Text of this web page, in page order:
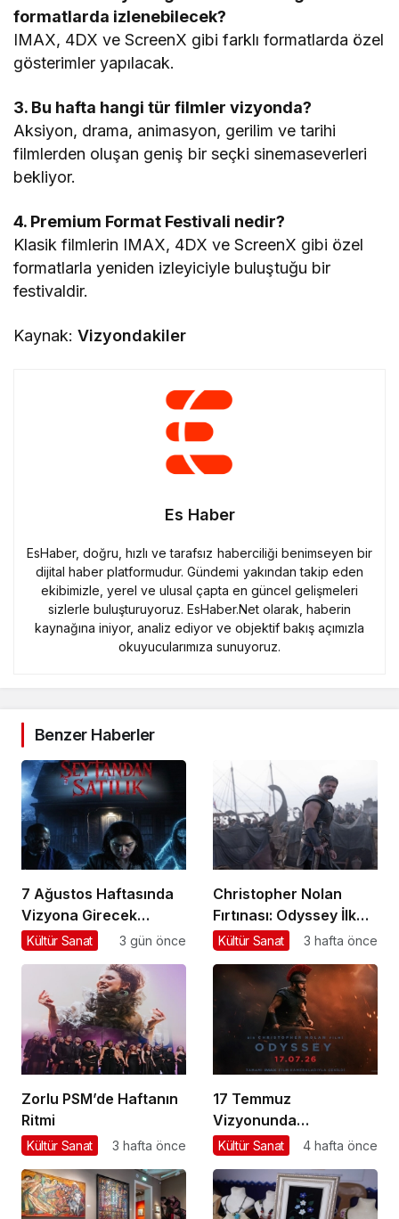
formatlarda izlenebilecek?
IMAX, 4DX ve ScreenX gibi farklı formatlarda özel
gösterimler yapılacak.
3. Bu hafta hangi tür filmler vizyonda?
Aksiyon, drama, animasyon, gerilim ve tarihi
filmlerden oluşan geniş bir seçki sinemaseverleri
bekliyor.
4. Premium Format Festivali nedir?
Klasik filmlerin IMAX, 4DX ve ScreenX gibi özel
formatlarla yeniden izleyiciyle buluştuğu bir
festivaldir.
Kaynak:Vizyondakiler
Es Haber
EsHaber, doğru, hızlı ve tarafsız haberciliği benimseyen bir
dijital haber platformudur. Gündemi yakından takip eden
ekibimizle, yerel ve ulusal çapta en güncel gelişmeleri
sizlerle buluşturuyoruz. EsHaber.Net olarak, haberin
kaynağına iniyor, analiz ediyor ve objektif bakış açımızla
okuyucularımıza sunuyoruz.
Benzer Haberler
7 Ağustos Haftasında
Vizyona Girecek
Filmler
Kültür Sanat 3 gün önce
Christopher Nolan
Fırtınası: Odyssey İlk
Hafta Sonunda Gişeyi
Kültür Sanat 3 hafta önce
Zorlu PSM’de Haftanın
Ritmi
Kültür Sanat 3 hafta önce
17 Temmuz
Vizyonunda
Aksiyondan Dramaya
Kültür Sanat 4 hafta önce